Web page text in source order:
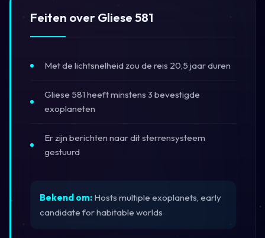
Feiten over Gliese 581
Met de lichtsnelheid zou de reis 20,5 jaar duren
Gliese 581 heeft minstens 3 bevestigde
exoplaneten
Er zijn berichten naar dit sterrensysteem
gestuurd
Bekend om: Hosts multiple exoplanets, early
candidate for habitable worlds